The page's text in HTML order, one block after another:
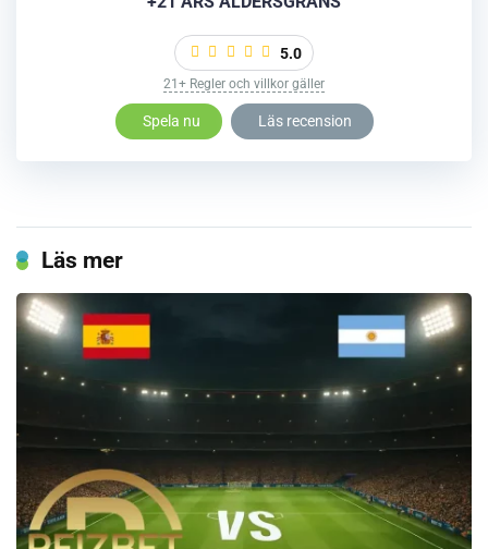
5.0
21+ Regler och villkor gäller
Spela nu Läs recension
Läs mer